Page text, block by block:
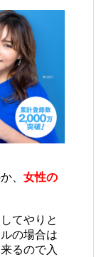
、 女性の
てやりと
の場合は
るので入